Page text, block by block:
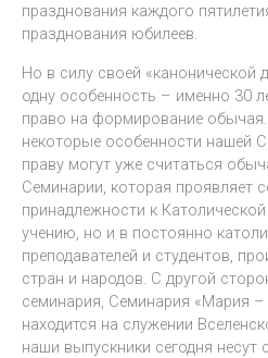
празднования каждого
празднования юбилеев.
Но в силу своей «канонической
одну особенность – именно 30
право на формирование
некоторые особенности нашей
праву могут уже считаться
Семинарии, которая проявляет
принадлежности к
учению, но и в постоянно
преподавателей и студентов,
стран и народов. С другой
семинария, Семинария «Мария
находится на служении
наши выпускники сегодня несут